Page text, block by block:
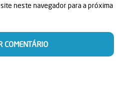
neste navegador para a próxima